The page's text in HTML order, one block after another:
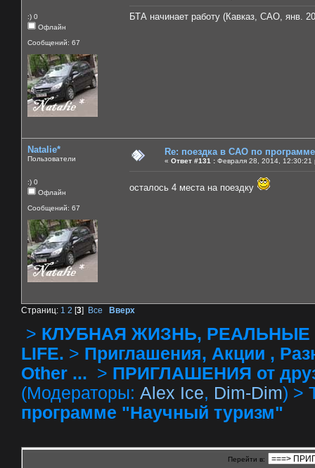
:) 0
Офлайн
Сообщений: 67
БТА начинает работу (Кавказ, САО, янв.
Natalie*
Пользователи
:) 0
Офлайн
Сообщений: 67
Re: поездка в САО по
« Ответ #131 : Февраля 28, 2014, 12:30:21
осталось 4 места на поездку
Страниц: 1 2 [3] Все Вверх
> КЛУБНАЯ ЖИЗНЬ, РЕАЛЬНЫЕ
LIFE. > Приглашения, Акции ,
Other ... > ПРИГЛАШЕНИЯ от
(Модераторы: Alex Ice, Dim-Dim) >
программе "Научный туризм"
Перейти в: